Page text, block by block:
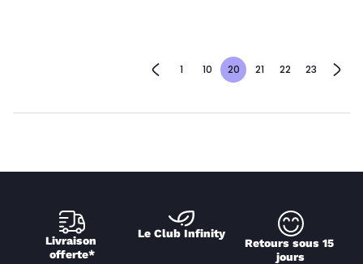
1 10 20 21 22 23
Livraison
offerte*
Le Club Infinity
Retours sous 15
jours